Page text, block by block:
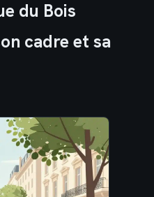
du Bois
cadre et sa